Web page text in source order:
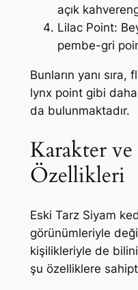
açık
Lilac Point:
pembe-gri
Bunların yanı
lynx point gibi
da bulunmaktadır.
Karakter
Özellikleri
Eski Tarz Siyam
görünümleriyle
kişilikleriyle de
şu özelliklere